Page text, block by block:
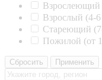
Взрослеющий
Взрослый (4-6
Стареющий
Пожилой (от
Сбросить Применить